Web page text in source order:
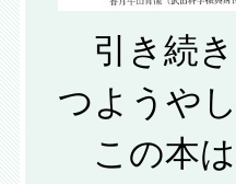
引き続き
つようや
この本は